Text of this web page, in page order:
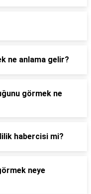
ne anlama gelir?
görmek ne
habercisi mi?
neye